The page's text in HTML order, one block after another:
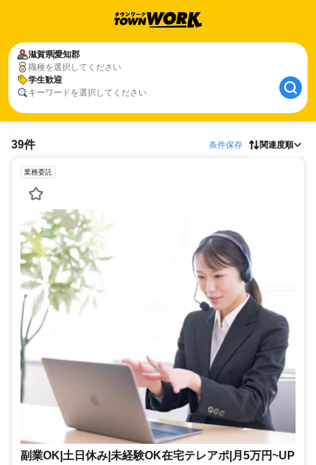
滋賀県愛知郡
職種を選択してください
学生歓迎
キーワードを選択してください
39件 条件保存 関連度順
業務委託
副業OK|土日休み|未経験OK在宅テレアポ|月5万円~UP